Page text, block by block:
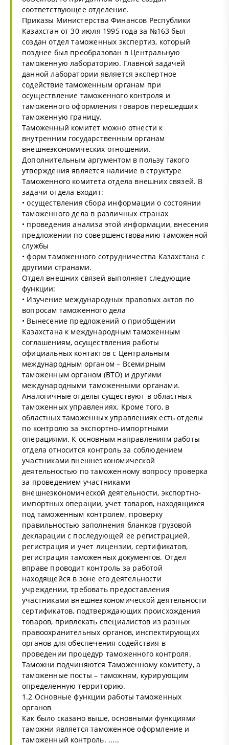
соответствующее отделение.
Приказы Министерства Финансов Республики
Казахстан от 30 июля 1995 года за №163 был
создан отдел таможенных экспертиз, который
позднее был преобразован в Центральную
таможенную лабораторию. Главной задачей
данной лаборатории является экспертное
содействие таможенным органам при
осуществление таможенного контроля и
таможенного оформления товаров перешедших
таможенную границу.
Таможенный комитет можно отнести к
внутренним государственным органам
внешнеэкономических отношении.
Дополнительным аргументом в пользу такого
утверждения является наличие в структуре
Таможенного комитета отдела внешних связей. В
задачи отдела входит:
• осуществления сбора информации о состоянии
таможенного дела в различных странах
• проведения анализа этой информации, внесения
предложении по совершенствованию таможенной
службы
• форм таможенного сотрудничества Казахстана с
другими странами.
Отдел внешних связей выполняет следующие
функции:
• Изучение международных правовых актов по
вопросам таможенного дела
• Вынесение предложений о приобщении
Казахстана к международным таможенным
соглашениям, осуществления работы
официальных контактов с Центральным
международным органом – Всемирным
таможенным органом (ВТО) и другими
международными таможенными органами.
Аналогичные отделы существуют в областных
таможенных управлениях. Кроме того, в
областных таможенных управлениях есть отделы
по контролю за экспортно-импортными
операциями. К основным направлениям работы
отдела относится контроль за соблюдением
участниками внешнеэкономической
деятельностью по таможенному вопросу проверка
за проведением участниками
внешнеэкономической деятельности, экспортно-
импортных операции, учет товаров, находящихся
под таможенным контролем, проверку
правильностью заполнения бланков грузовой
декларации с последующей ее регистрацией,
регистрация и учет лицензии, сертификатов,
регистрация таможенных документов. Отдел
вправе проводит контроль за работой
находящейся в зоне его деятельности
учреждении, требовать предоставления
участниками внешнеэкономической деятельности
сертификатов, подтверждающих происхождения
товаров, привлекать специалистов из разных
правоохранительных органов, инспектирующих
органов для обеспечения содействия в
проведении процедур таможенного контроля.
Таможни подчиняются Таможенному комитету, а
таможенные посты – таможням, курирующим
определенную территорию.
1.2 Основные функции работы таможенных
органов
Как было сказано выше, основными функциями
таможни является таможенное оформление и
таможенный контроль. .....